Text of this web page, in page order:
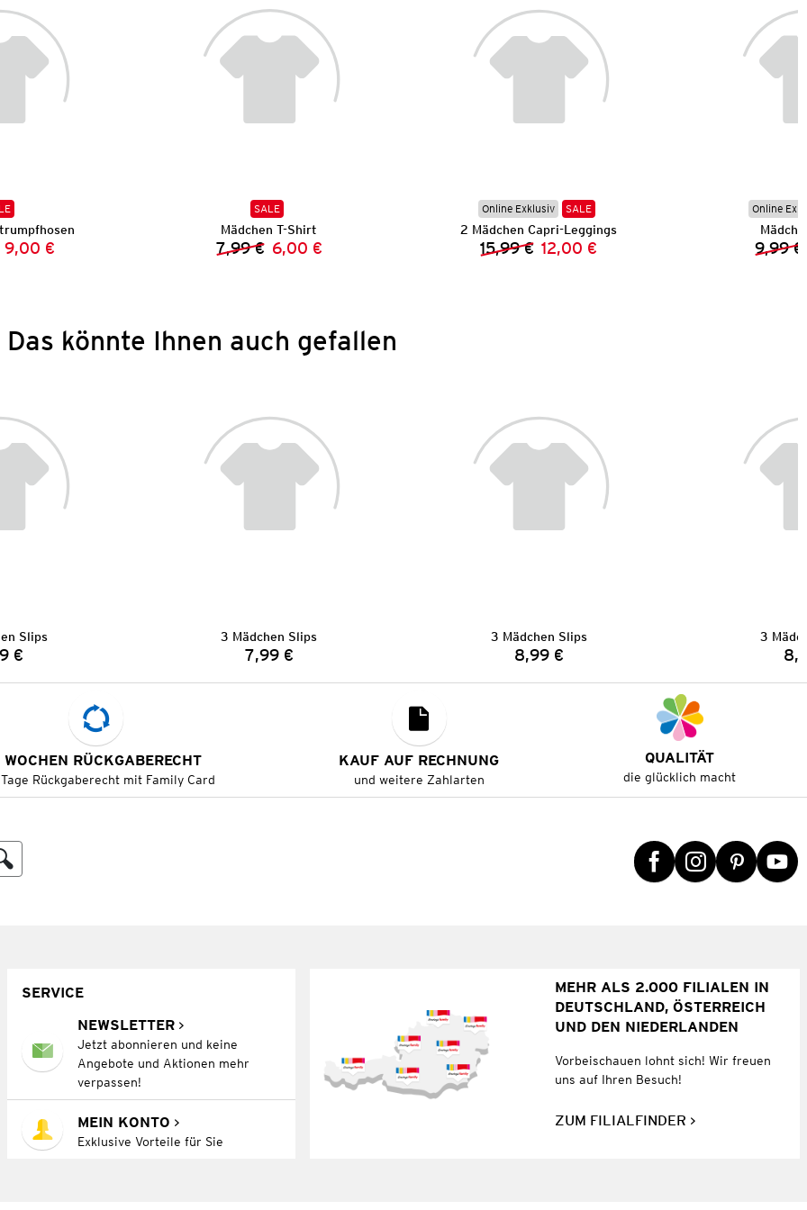
Preis:
Preis:
9,00 €
SALE
Mädchen T-Shirt
Vorheriger Preis:
7,99 € Neuer Preis:
6,00 €
Online Exklusiv SALE
2 Mädchen Capri-Leggings
Vorheriger Preis:
15,99 € Neuer Preis:
12,00 €
Online
9,99 €
Das könnte Ihnen auch gefallen
Slips
€
3 Mädchen Slips
Preis:
7,99 €
3 Mädchen Slips
Preis:
8,99 €
3
RÜCKGABERECHT
Rückgaberecht mit Family Card
KAUF AUF RECHNUNG
und weitere Zahlarten
QUALITÄT
die glücklich macht
SERVICE
NEWSLETTER
Jetzt abonnieren und keine
Angebote und Aktionen mehr
verpassen!
MEIN KONTO
Exklusive Vorteile für Sie
MEHR ALS 2.000 FILIALEN IN
DEUTSCHLAND, ÖSTERREICH
UND DEN NIEDERLANDEN
Vorbeischauen lohnt sich! Wir freuen
uns auf Ihren Besuch!
ZUM FILIALFINDER